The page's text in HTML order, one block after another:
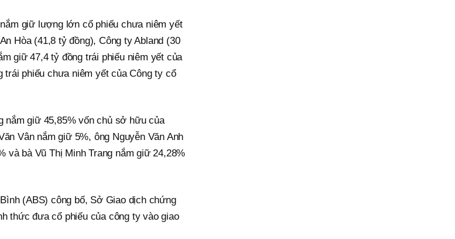
giữ lượng lớn cổ phiếu chưa niêm yết
Hòa (41,8 tỷ đồng), Công ty Abland (30
giữ 47,4 tỷ đồng trái phiếu niêm yết của
trái phiếu chưa niêm yết của Công ty cổ
nắm giữ 45,85% vốn chủ sở hữu của
Vân nắm giữ 5%, ông Nguyễn Văn Anh
và bà Vũ Thị Minh Trang nắm giữ 24,28%
(ABS) công bố, Sở Giao dịch chứng
thức đưa cổ phiếu của công ty vào giao